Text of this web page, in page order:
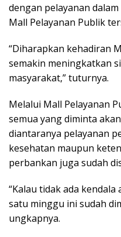
dengan pelayanan
Mall Pelayanan Publik
“Diharapkan kehadiran
semakin meningkatkan
masyarakat,” tuturnya.
Melalui Mall Pelayanan
semua yang diminta
diantaranya pelayanan
kesehatan maupun
perbankan juga sudah
“Kalau tidak ada
satu minggu ini sudah
ungkapnya.